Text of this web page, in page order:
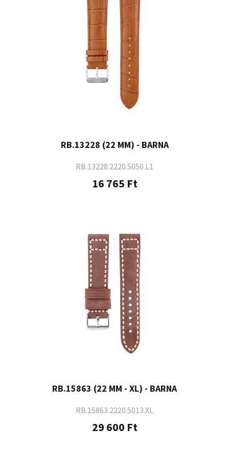
RB.13228 (22 MM) - BARNA
RB.13228.2220.5050.L1
16 765 Ft
RB.15863 (22 MM - XL) - BARNA
RB.15863.2220.5013.XL
29 600 Ft